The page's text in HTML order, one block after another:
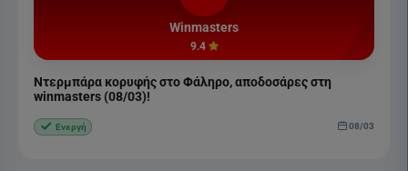
Winmasters
9.4
Ντερμπάρα κορυφής στο Φάληρο, αποδοσάρες στη
winmasters (08/03)!
Ενεργή 08/03